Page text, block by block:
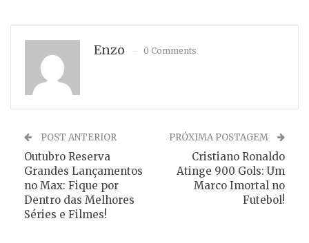
Enzo 0 Comments
POST ANTERIOR
Outubro Reserva
Grandes Lançamentos
no Max: Fique por
Dentro das Melhores
Séries e Filmes!
PRÓXIMA POSTAGEM
Cristiano Ronaldo
Atinge 900 Gols: Um
Marco Imortal no
Futebol!